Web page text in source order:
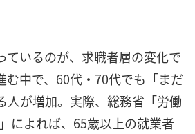
ているのが、求職者層の変化で
む中で、60代・70代でも「まだ
人が増加。実際、総務省「労働
によれば、65歳以上の就業者